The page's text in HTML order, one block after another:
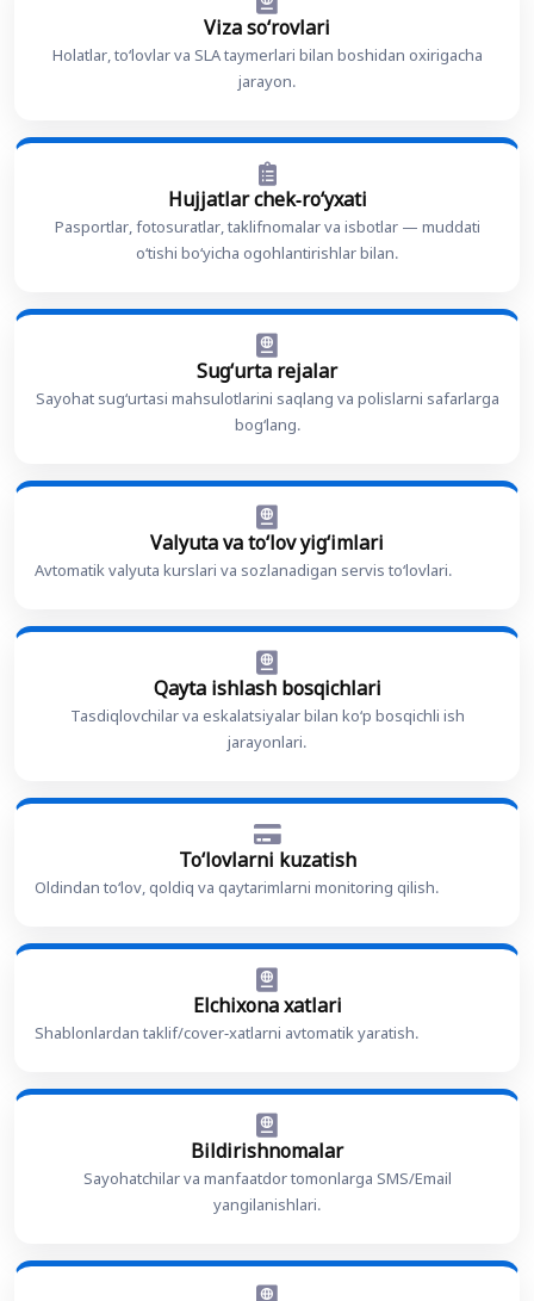
Viza soʻrovlari
Holatlar, toʻlovlar va SLA taymerlari bilan boshidan oxirigacha
jarayon.
Hujjatlar chek-roʻyxati
Pasportlar, fotosuratlar, taklifnomalar va isbotlar — muddati
oʻtishi boʻyicha ogohlantirishlar bilan.
Sugʻurta rejalar
Sayohat sugʻurtasi mahsulotlarini saqlang va polislarni safarlarga
bogʻlang.
Valyuta va toʻlov yigʻimlari
Avtomatik valyuta kurslari va sozlanadigan servis toʻlovlari.
Qayta ishlash bosqichlari
Tasdiqlovchilar va eskalatsiyalar bilan koʻp bosqichli ish
jarayonlari.
Toʻlovlarni kuzatish
Oldindan toʻlov, qoldiq va qaytarimlarni monitoring qilish.
Elchixona xatlari
Shablonlardan taklif/cover-xatlarni avtomatik yaratish.
Bildirishnomalar
Sayohatchilar va manfaatdor tomonlarga SMS/Email
yangilanishlari.